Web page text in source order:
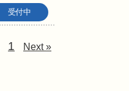
受付中
1 Next »